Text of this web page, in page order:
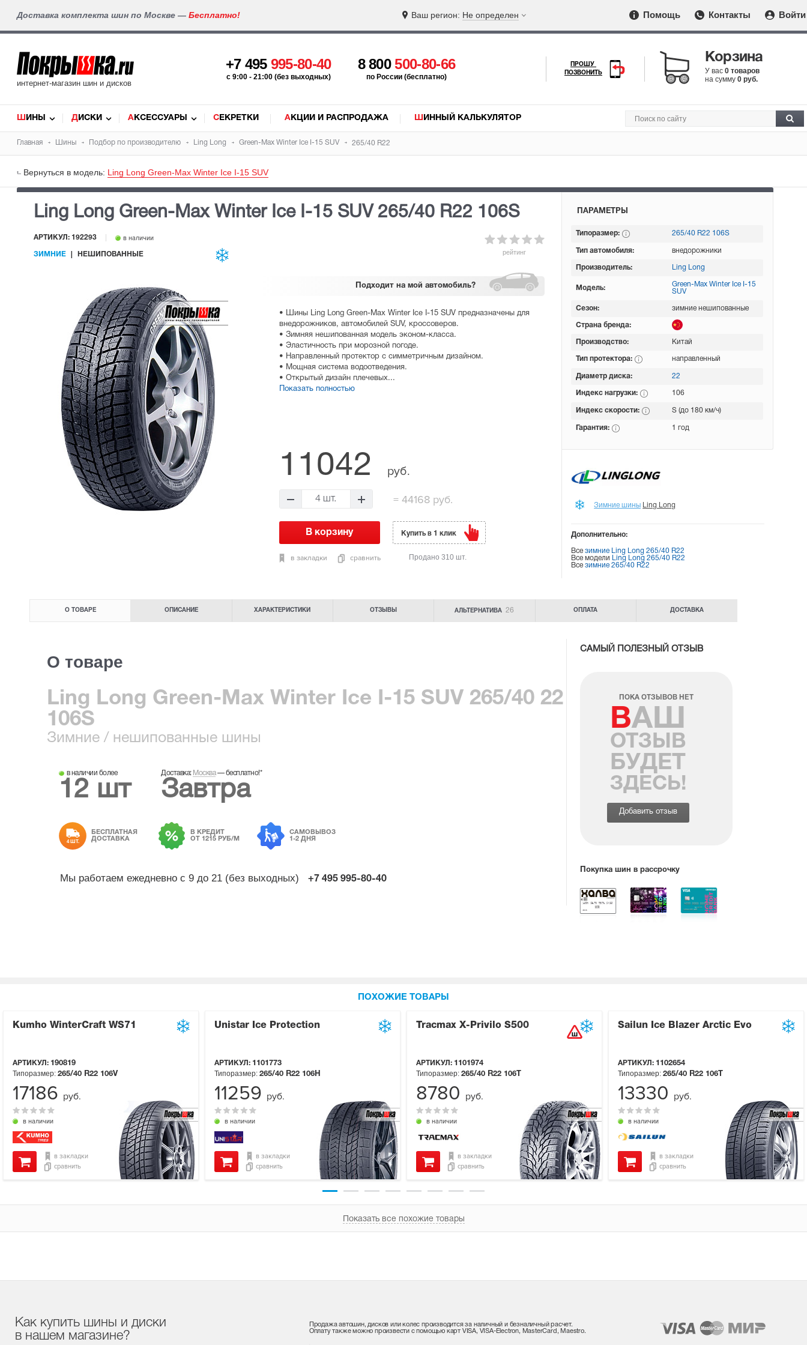
Доставка комплекта шин по Москве — Бесплатно! Ваш регион: Не определен Помощь Контакты Войти
интернет-магазин шин и дисков
+7 495 995-80-40
c 9:00 - 21:00 (без выходных)
8 800500-80-66
по России (бесплатно)
ПРОШУ
ПОЗВОНИТЬ
Корзина
У вас 0 товаров
на сумму 0 руб.
ШИНЫ ДИСКИ АКСЕССУАРЫ СЕКРЕТКИ АКЦИИ И РАСПРОДАЖА ШИННЫЙ КАЛЬКУЛЯТОР
Главная Шины Подбор по производителю Ling Long Green-Max Winter Ice I-15 SUV 265/40 R22
Вернуться в модель: Ling Long Green-Max Winter Ice I-15 SUV
Ling Long Green-Max Winter Ice I-15 SUV 265/40 R22 106S
рейтинг
АРТИКУЛ: 192293 в наличии
ЗИМНИЕ НЕШИПОВАННЫЕ
Подходит на мой автомобиль?
• Шины Ling Long Green-Max Winter Ice I-15 SUV предназначены для
внедорожников, автомобилей SUV, кроссоверов.
• Зимняя нешипованная модель эконом-класса.
• Эластичность при морозной погоде.
• Направленный протектор с симметричным дизайном.
• Мощная система водоотведения.
• Открытый дизайн плечевых...
Показать полностью
11042 руб.
4 шт. =44168 руб.
в закладки сравнить
Купить в 1 клик
Продано 310 шт.
ПАРАМЕТРЫ
Типоразмер: 265/40 R22 106S
Тип автомобиля: внедорожники
Производитель: Ling Long
Модель:
Green-Max Winter Ice I-15
SUV
Сезон: зимние нешипованные
Страна бренда:
Производство: Китай
Тип протектора: направленный
Диаметр диска: 22
Индекс нагрузки: 106
Индекс скорости: S (до 180 км/ч)
Гарантия: 1 год
Зимние шины Ling Long
Дополнительно:
Всезимние Ling Long 265/40 R22
Все модели
Ling Long 265/40 R22
Всезимние 265/40 R22
О ТОВАРЕ ОПИСАНИЕ ХАРАКТЕРИСТИКИ ОТЗЫВЫ АЛЬТЕРНАТИВА 26 ОПЛАТА ДОСТАВКА
О товаре
Ling Long Green-Max Winter Ice I-15 SUV 265/40 22
106S
Зимние / нешипованные шины
в наличии более
12 шт
Доставка: Москва—бесплатно!*
Завтра
4 ШТ.
БЕСПЛАТНАЯ
ДОСТАВКА
В КРЕДИТ
ОТ 1215 РУБ/М
САМОВЫВОЗ
1-2 ДНЯ
Мы работаем ежедневно с 9 до 21 (без выходных) +7 495 995-80-40
САМЫЙ ПОЛЕЗНЫЙ ОТЗЫВ
ПОКА ОТЗЫВОВ НЕТ
ВАШ
ОТЗЫВ
БУДЕТ
ЗДЕСЬ!
Добавить отзыв
Покупка шин в рассрочку
ПОХОЖИЕ ТОВАРЫ
Kumho WinterCraft WS71
АРТИКУЛ: 190819
в наличии
Типоразмер: 265/40 R22 106V
в закладки
сравнить
17186 руб.
Unistar Ice Protection
АРТИКУЛ: 1101773
в наличии
Типоразмер: 265/40 R22 106H
в закладки
сравнить
11259 руб.
Tracmax X-Privilo S500
АРТИКУЛ: 1101974
в наличии
Типоразмер: 265/40 R22 106T
в закладки
сравнить
8780 руб.
Sailun Ice Blazer Arctic Evo
АРТИКУЛ: 1102654
в наличии
Типоразмер: 265/40 R22 106T
в закладки
сравнить
13330 руб.
Показать все похожие товары
Как купить шины и диски
в нашем магазине?
Продажа автошин, дисков или колес производится за наличный и безналичный расчет.
Оплату также можно произвести с помощью карт VISA, VISA-Electron, MasterCard, Maestro.